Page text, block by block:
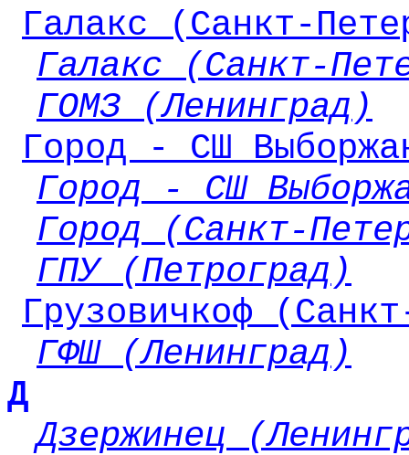
Галакс (Санкт-
Галакс (Санкт-
ГОМЗ (Ленинград)
Город - СШ
Город - СШ
Город (Санкт-
ГПУ (Петроград)
Грузовичкоф
ГФШ (Ленинград)
Д
Дзержинец